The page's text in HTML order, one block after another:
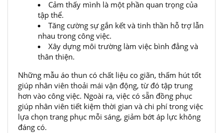
Cảm thấy mình là một phần quan trọng của
tập thể.
Tăng cường sự gắn kết và tinh thần hỗ trợ lẫn
nhau trong công việc.
Xây dựng môi trường làm việc bình đẳng và
thân thiện.
Những mẫu áo thun có chất liệu co giãn, thấm hút tốt
giúp nhân viên thoải mái vận động, từ đó tập trung
hơn vào công việc. Ngoài ra, việc có sẵn đồng phục
giúp nhân viên tiết kiệm thời gian và chi phí trong việc
lựa chọn trang phục mỗi sáng, giảm bớt áp lực không
đáng có.